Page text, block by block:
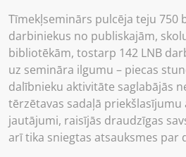
Tīmekļseminārs pulcēja teju 750
darbiniekus no publiskajām,
bibliotēkām, tostarp 142 LNB
uz semināra ilgumu – piecas
dalībnieku aktivitāte saglabājās
tērzētavas sadaļā
jautājumi, raisījās draudzīgas
arī tika sniegtas atsauksmes par